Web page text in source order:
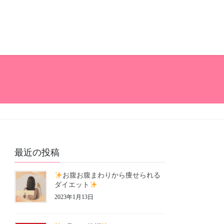
最近の投稿
お腹お腹まわりから痩せられる
ダイエット
2023年1月13日